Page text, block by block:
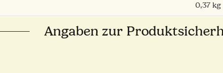
0,37 kg
Angaben zur